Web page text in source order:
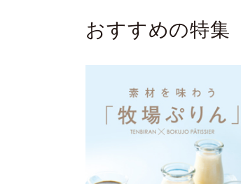
おすすめの特集